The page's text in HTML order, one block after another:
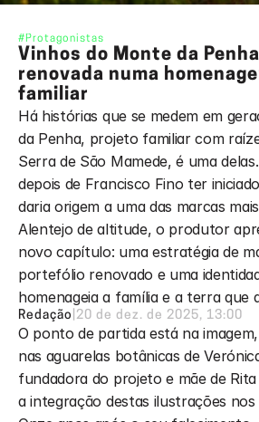
#Protagonistas
Vinhos do Monte da
renovada numa
familiar
Há histórias que se medem em
da Penha, projeto familiar com
Serra de São Mamede, é uma
depois de Francisco Fino ter
daria origem a uma das marcas
Alentejo de altitude, o produtor
novo capítulo: uma estratégia de
portefólio renovado e uma
homenageia a família e a terra que
Redação 20 de dez. de 2025, 13:00
O ponto de partida está na
nas aguarelas botânicas de
fundadora do projeto e mãe de
a integração destas ilustrações